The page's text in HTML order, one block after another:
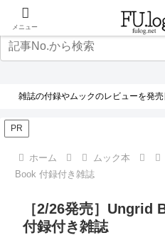
雑誌の付録やムックのレビューを発
PR
ホーム ムック本
Book 付録付き雑誌
［2/26発売］Ungrid
付録付き雑誌
メニュー